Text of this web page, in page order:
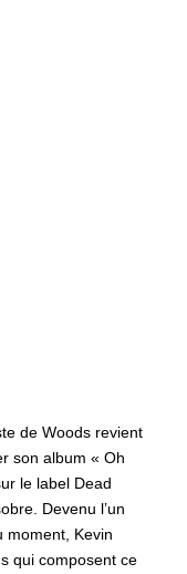
de Woods revient
son album « Oh
le label Dead
Devenu l’un
moment, Kevin
qui composent ce